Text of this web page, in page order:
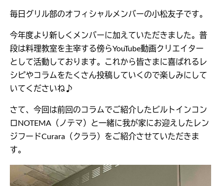
毎日グリル部のオフィシャルメンバーの小松友子です。
今年度より新しくメンバーに加えていただきました。普
段は料理教室を主宰する傍らYouTube動画クリエイター
として活動しております。これから皆さまに喜ばれるレ
シピやコラムをたくさん投稿していくので楽しみにして
いてくださいね♪
さて、今回は前回のコラムでご紹介したビルトインコン
ロNOTEMA（ノテマ）と一緒に我が家にお迎えしたレン
ジフードCurara（クララ）をご紹介させていただきま
す。